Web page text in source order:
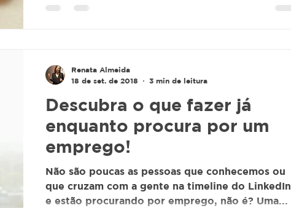
Descubra o que fazer já
enquanto procura por um
emprego!
Não são poucas as pessoas que conhecemos ou
que cruzam com a gente na timeline do LinkedIn
e estão procurando por emprego, não é? Uma...
Renata Almeida
18 de set. de 2018
3 min de leitura